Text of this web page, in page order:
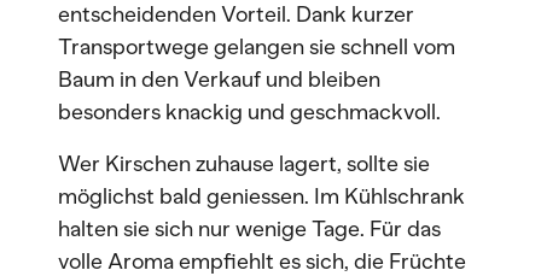
entscheidenden Vorteil. Dank kurzer
Transportwege gelangen sie schnell vom
Baum in den Verkauf und bleiben
besonders knackig und geschmackvoll.
Wer Kirschen zuhause lagert, sollte sie
möglichst bald geniessen. Im Kühlschrank
halten sie sich nur wenige Tage. Für das
volle Aroma empfiehlt es sich, die Früchte